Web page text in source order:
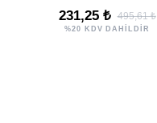
231,25 ₺ 495,61 ₺
%20 KDV DAHİLDİR